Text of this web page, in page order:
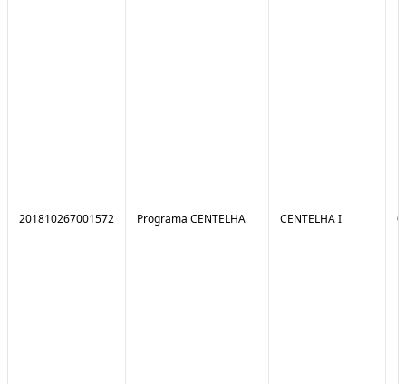
201810267001572 Programa CENTELHA CENTELHA I